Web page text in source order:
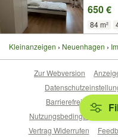
650 €
84 m²
Kleinanzeigen Neuenhagen
Zur Webversion
Nutzungsbedingungen
Vertrag Widerrufen